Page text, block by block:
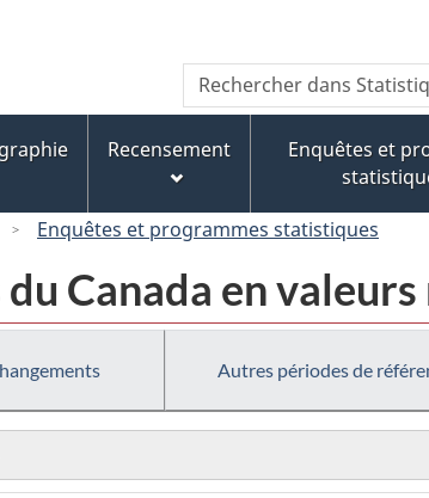
au
contenu
principal
« À
propos
de
ce
version
HTML
simplifiée
Recherche
Rechercher
dans
Canada
Recensement
Enquêtes et
Enquêtes et programmes statistiques
Canada en
Autres périodes de